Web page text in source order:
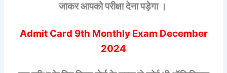
जाकर आपको परीक्षा देना पड़ेगा ।
Admit Card 9th Monthly Exam December
2024